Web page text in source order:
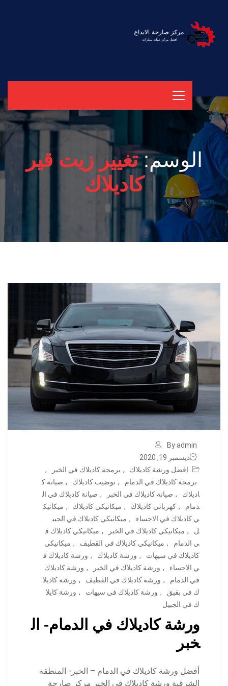
الوسم:تغيير زيت قير
كاديلاك
By admin
ديسمبر 19, 2020
افضل ورشة كاديلاك
, برمجة كاديلاك في الخبر
,
برمجة كاديلاك في الدمام
, توضيب كاديلاك , صيانة ك
اديلاك
, صيانة كاديلاك في الخبر , صيانة كاديلاك في ال
دمام
, كهربائي كاديلاك , ميكانيكي كاديلاك , ميكانيك
ي كاديلاك في الاحساء
, ميكانيكي كاديلاك في الجبي
ل
, ميكانيكي كاديلاك في الخبر , ميكانيكي كاديلاك ف
ي الدمام
, ميكانيكي كاديلاك في القطيف , ميكانيكي
كاديلاك في سيهات
, ورشة كاديلاك , ورشة كاديلاك ف
ي الاحساء
, ورشة كاديلاك في الخبر , ورشة كاديلاك
في الدمام
, ورشة كاديلاك في القطيف , ورشة كاديلا
ك في بقيق
, ورشة كاديلاك في سيهات , ورشة كايلا
ك في الجبيل
ورشة كاديلاك في الدمام- ال
خبر
أفضل ورشة كاديلاك في الدمام – الخبر- المنطقة
الشرقية ورشة كاديلاك في الخبر مركز صارحة